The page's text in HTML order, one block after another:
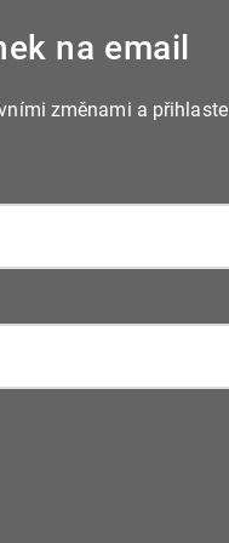
na email
změnami a